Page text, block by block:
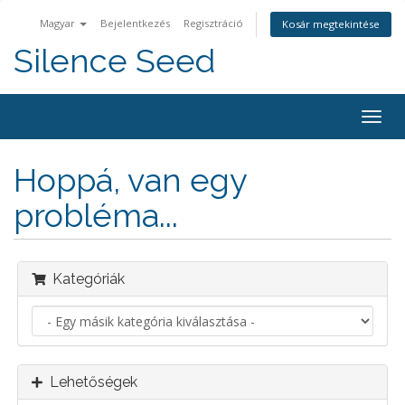
Magyar Bejelentkezés Regisztráció Kosár megtekintése
Silence Seed
a
Hoppá, van egy
probléma...
Kategóriák
Lehetőségek